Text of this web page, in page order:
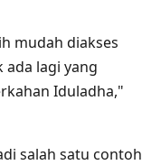
mudah diakses
lagi yang
Iduladha,"
salah satu contoh